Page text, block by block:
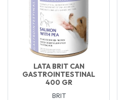
LATA BRIT CAN
GASTROINTESTINAL
400 GR
BRIT